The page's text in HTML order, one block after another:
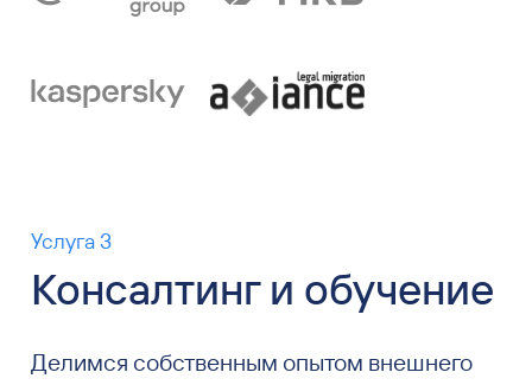
Услуга 3
Консалтинг и обучение
Делимся собственным опытом внешнего